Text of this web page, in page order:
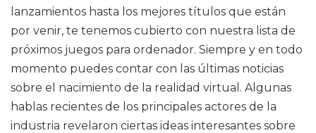
lanzamientos hasta los mejores títulos que están
por venir, te tenemos cubierto con nuestra lista de
próximos juegos para ordenador. Siempre y en todo
momento puedes contar con las últimas noticias
sobre el nacimiento de la realidad virtual. Algunas
hablas recientes de los principales actores de la
industria revelaron ciertas ideas interesantes sobre